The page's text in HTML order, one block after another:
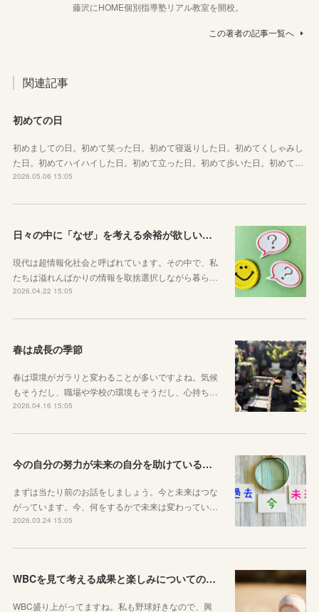
藤沢にHOME個別指導塾リアル教室を開校。
この著者の記事一覧へ
関連記事
初めての日
初めましての日。初めて笑った日。初めて寝返りした日。初めてくしゃみし
た日。初めてハイハイした日。初めて立った日。初めて歩いた日。初めて…
2026.05.06 15:05
日々の中に「なぜ」を考える余裕が欲しい子どもたちへ
現代は超情報化社会と呼ばれています。その中で、私
たちは溢れんばかりの情報を取捨選択しながら暮ら…
2026.04.22 15:05
春は成長の季節
春は環境がガラリと変わることが多いですよね。気候
もそうだし、職場や学校の環境もそうだし、心持ち…
2026.04.16 15:05
今の自分の努力が未来の自分を助けているという感覚を持とう！
まずは当たり前のお話をしましょう。今と未来はつな
がっています。今、何をするかで未来は変わってい…
2026.03.24 15:05
WBCを見て考える成果と楽しみについてのお話
WBC盛り上がってますね。私も野球好きなので、興